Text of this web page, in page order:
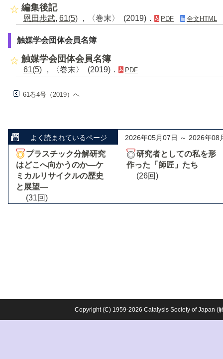
編集後記
恩田歩武, 61(5) ，〈巻末〉 (2019)． PDF 全文HTML
触媒学会団体会員名簿
触媒学会団体会員名簿
61(5) ，〈巻末〉 (2019)． PDF
61巻4号（2019）へ
よく読まれているページ 2026年05月07日 ～ 2026年08
プラスチック分解研究
はどこへ向かうのか―ケ
ミカルリサイクルの歴史
と展望―
(31回)
研究者としての私を形
作った「師匠」たち
(26回)
Copyright (C) 1959-2026 Catalysis Society of Japan (